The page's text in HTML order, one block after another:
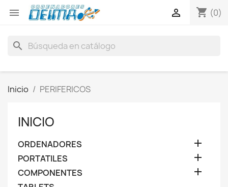
 shopping_cart (0)

search
Inicio PERIFERICOS
INICIO
ORDENADORES 
PORTATILES 
COMPONENTES 